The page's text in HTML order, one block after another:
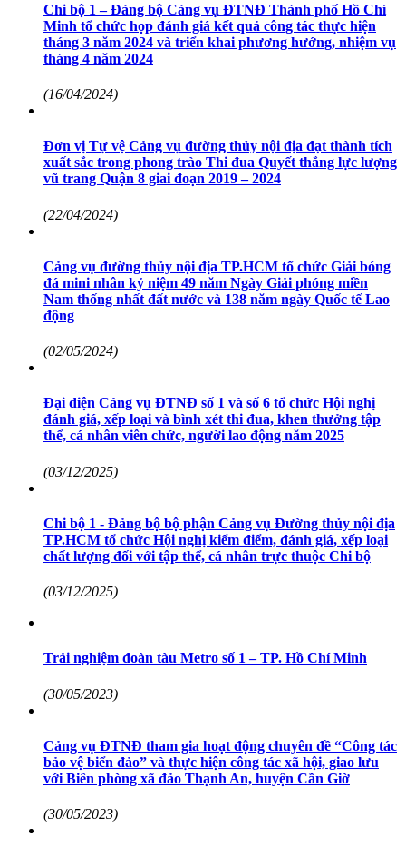
Chi bộ 1 – Đảng bộ Cảng vụ ĐTNĐ Thành phố Hồ Chí
Minh tổ chức họp đánh giá kết quả công tác thực hiện
tháng 3 năm 2024 và triển khai phương hướng, nhiệm vụ
tháng 4 năm 2024
(16/04/2024)
Đơn vị Tự vệ Cảng vụ đường thủy nội địa đạt thành tích
xuất sắc trong phong trào Thi đua Quyết thắng lực lượng
vũ trang Quận 8 giai đoạn 2019 – 2024
(22/04/2024)
Cảng vụ đường thủy nội địa TP.HCM tổ chức Giải bóng
đá mini nhân kỷ niệm 49 năm Ngày Giải phóng miền
Nam thống nhất đất nước và 138 năm ngày Quốc tế Lao
động
(02/05/2024)
Đại diện Cảng vụ ĐTNĐ số 1 và số 6 tổ chức Hội nghị
đánh giá, xếp loại và bình xét thi đua, khen thưởng tập
thể, cá nhân viên chức, người lao động năm 2025
(03/12/2025)
Chi bộ 1 - Đảng bộ bộ phận Cảng vụ Đường thủy nội địa
TP.HCM tổ chức Hội nghị kiểm điểm, đánh giá, xếp loại
chất lượng đối với tập thể, cá nhân trực thuộc Chi bộ
(03/12/2025)
Trải nghiệm đoàn tàu Metro số 1 – TP. Hồ Chí Minh
(30/05/2023)
Cảng vụ ĐTNĐ tham gia hoạt động chuyên đề “Công tác
bảo vệ biển đảo” và thực hiện công tác xã hội, giao lưu
với Biên phòng xã đảo Thạnh An, huyện Cần Giờ
(30/05/2023)